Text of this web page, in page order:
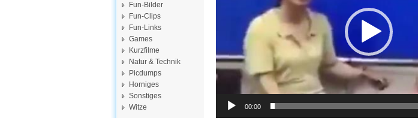
Fun-Bilder
Fun-Clips
Fun-Links
Games
Kurzfilme
Natur & Technik
Picdumps
Horniges
Sonstiges
Witze
00:00